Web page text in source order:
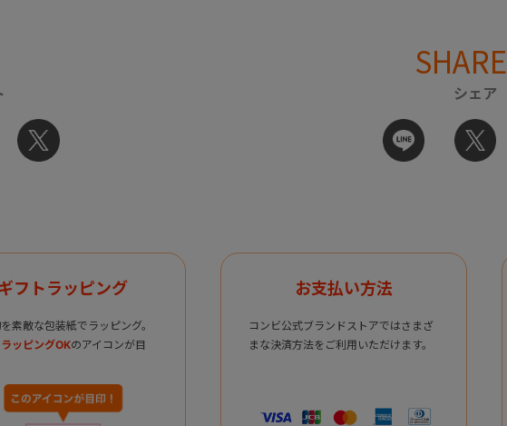
SHARE
シェア
フトラッピング
素敵な包装紙でラッピング。
ッピングOKのアイコンが目
お支払い方法
コンビ公式ブランドストアではさまざ
まな決済方法をご利用いただけます。